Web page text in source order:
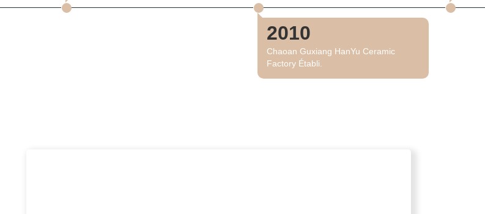
2010
Chaoan Guxiang HanYu Ceramic
Factory Établi.